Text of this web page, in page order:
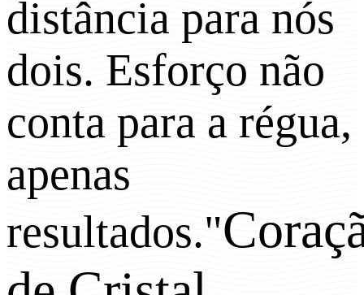
distância para nós
dois. Esforço não
conta para a régua,
apenas
resultados."